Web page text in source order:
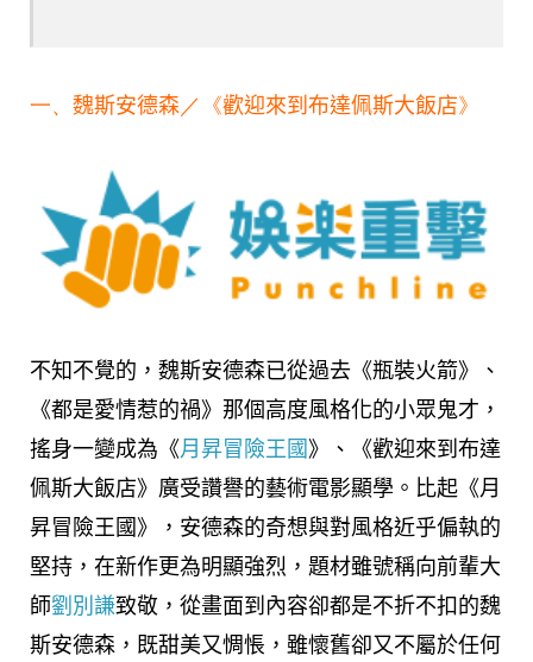
一、 魏斯安德森／《歡迎來到布達佩斯大飯店》
不知不覺的，魏斯安德森已從過去《瓶裝火箭》、
《都是愛情惹的禍》那個高度風格化的小眾鬼才，
搖身一變成為《月昇冒險王國 》、《歡迎來到布達
佩斯大飯店》廣受讚譽的藝術電影顯學。比起《月
昇冒險王國》，安德森的奇想與對風格近乎偏執的
堅持，在新作更為明顯強烈，題材雖號稱向前輩大
師劉別謙致敬，從畫面到內容卻都是不折不扣的魏
斯安德森，既甜美又惆悵，雖懷舊卻又不屬於任何